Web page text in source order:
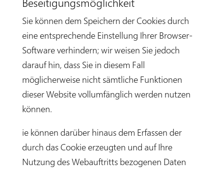
Sie können dem Speichern der Cookies durch
eine entsprechende Einstellung Ihrer Browser-
Software verhindern; wir weisen Sie jedoch
darauf hin, dass Sie in diesem Fall
möglicherweise nicht sämtliche Funktionen
dieser Website vollumfänglich werden nutzen
können.
ie können darüber hinaus dem Erfassen der
durch das Cookie erzeugten und auf Ihre
Nutzung des Webauftritts bezogenen Daten